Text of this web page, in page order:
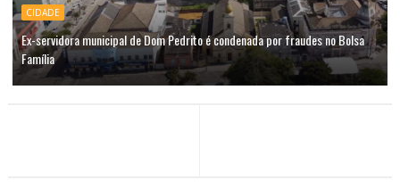
CIDADE
Ex-servidora municipal de Dom Pedrito é condenada por fraudes no Bolsa
Família